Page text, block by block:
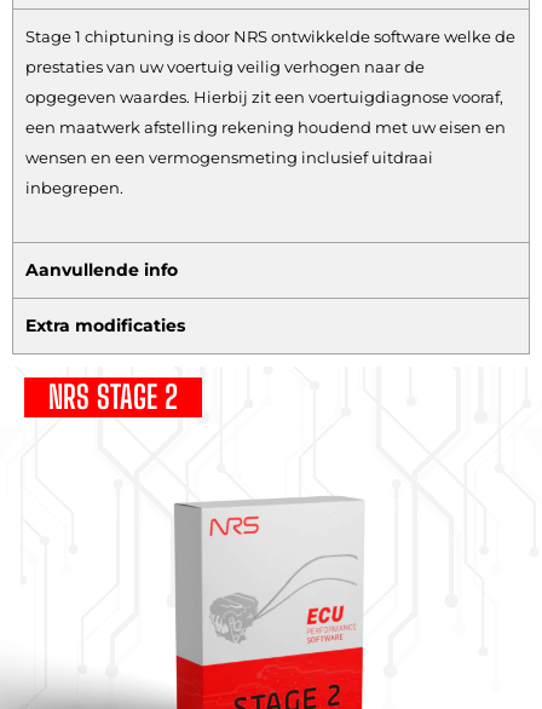
Stage 1 chiptuning is door NRS ontwikkelde software welke de
prestaties van uw voertuig veilig verhogen naar de
opgegeven waardes. Hierbij zit een voertuigdiagnose vooraf,
een maatwerk afstelling rekening houdend met uw eisen en
wensen en een vermogensmeting inclusief uitdraai
inbegrepen.
Aanvullende info
Extra modificaties
NRS STAGE 2